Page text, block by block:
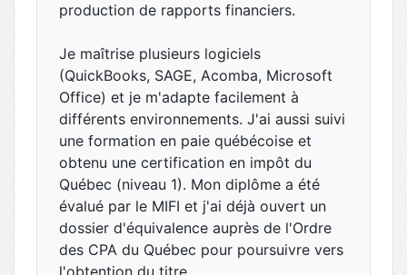
production de rapports financiers.
Je maîtrise plusieurs logiciels
(QuickBooks, SAGE, Acomba, Microsoft
Office) et je m'adapte facilement à
différents environnements. J'ai aussi suivi
une formation en paie québécoise et
obtenu une certification en impôt du
Québec (niveau 1). Mon diplôme a été
évalué par le MIFI et j'ai déjà ouvert un
dossier d'équivalence auprès de l'Ordre
des CPA du Québec pour poursuivre vers
l'obtention du titre.